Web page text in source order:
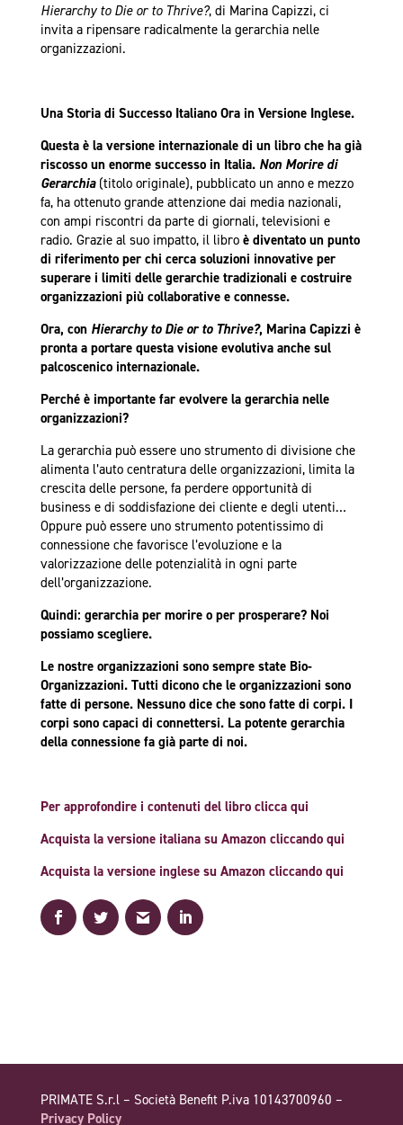
Hierarchy to Die or to Thrive?, di Marina Capizzi, ci
invita a ripensare radicalmente la gerarchia nelle
organizzazioni.
Una Storia di Successo Italiano Ora in Versione Inglese.
Questa è la versione internazionale di un libro che ha già
riscosso un enorme successo in Italia. Non Morire di
Gerarchia(titolo originale), pubblicato un anno e mezzo
fa, ha ottenuto grande attenzione dai media nazionali,
con ampi riscontri da parte di giornali, televisioni e
radio. Grazie al suo impatto, il libroè diventato un punto
di riferimento per chi cerca soluzioni innovative per
superare i limiti delle gerarchie tradizionali e costruire
organizzazioni più collaborative e connesse.
Ora, con Hierarchy to Die or to Thrive?, Marina Capizzi è
pronta a portare questa visione evolutiva anche sul
palcoscenico internazionale.
Perché è importante far evolvere la gerarchia nelle
organizzazioni?
La gerarchia può essere uno strumento di divisione che
alimenta l’auto centratura delle organizzazioni, limita la
crescita delle persone, fa perdere opportunità di
business e di soddisfazione dei cliente e degli utenti…
Oppure può essere uno strumento potentissimo di
connessione che favorisce l’evoluzione e la
valorizzazione delle potenzialità in ogni parte
dell’organizzazione.
Quindi: gerarchia per morire o per prosperare? Noi
possiamo scegliere.
Le nostre organizzazioni sono sempre state Bio-
Organizzazioni. Tutti dicono che le organizzazioni sono
fatte di persone. Nessuno dice che sono fatte di corpi. I
corpi sono capaci di connettersi. La potente gerarchia
della connessione fa già parte di noi.
Per approfondire i contenuti del libro clicca qui
Acquista la versione italiana su Amazon cliccando qui
Acquista la versione inglese su Amazon cliccando qui
PRIMATE S.r.l – Società Benefit P.iva 10143700960 –
Privacy Policy